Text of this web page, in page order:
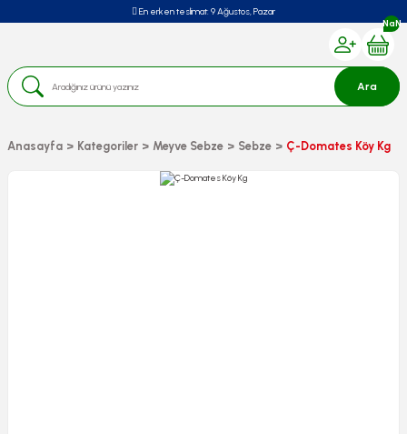
En erken teslimat: 9 Ağustos, Pazar
Ara
NaN
Anasayfa Kategoriler Meyve Sebze Sebze Ç-Domates Köy Kg